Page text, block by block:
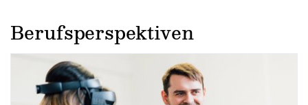
Berufsperspektiven